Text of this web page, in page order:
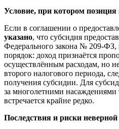
Условие, при котором позиция
Если в соглашении о
указано, что субсидия
Федерального закона № 209-ФЗ,
порядок: доход признаётся
осуществлённым расходам, но
второго налогового периода,
получения субсидии. Для
за многолетними насаждениями
встречается крайне редко.
Последствия и риски